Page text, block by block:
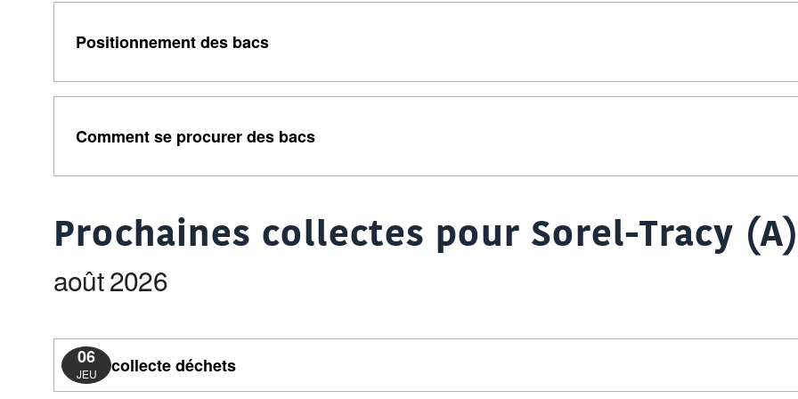
Positionnement des bacs
Comment se procurer des bacs
Prochaines collectes pour Sorel-Tracy
août 2026
06
JEU collecte déchets